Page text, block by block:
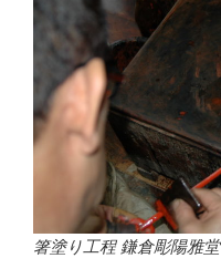
箸塗り工程 鎌倉彫陽雅堂